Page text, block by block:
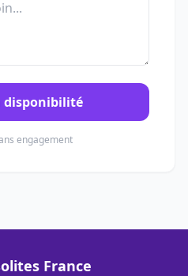
disponibilité
engagement
France